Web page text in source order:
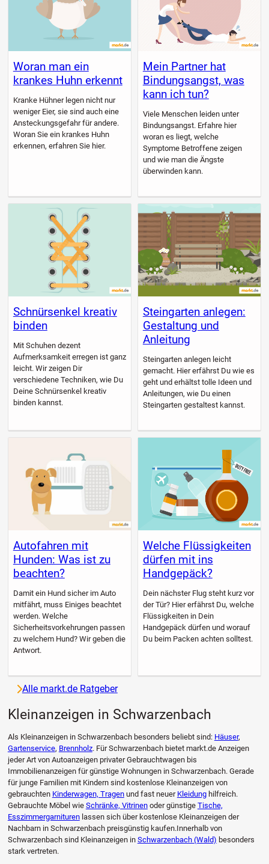
Woran man ein
krankes Huhn erkennt
Kranke Hühner legen nicht nur
weniger Eier, sie sind auch eine
Ansteckungsgefahr für andere.
Woran Sie ein krankes Huhn
erkennen, erfahren Sie hier.
Mein Partner hat
Bindungsangst, was
kann ich tun?
Viele Menschen leiden unter
Bindungsangst. Erfahre hier
woran es liegt, welche
Symptome Betroffene zeigen
und wie man die Ängste
überwinden kann.
Schnürsenkel kreativ
binden
Mit Schuhen dezent
Aufmerksamkeit erregen ist ganz
leicht. Wir zeigen Dir
verschiedene Techniken, wie Du
Deine Schnürsenkel kreativ
binden kannst.
Steingarten anlegen:
Gestaltung und
Anleitung
Steingarten anlegen leicht
gemacht. Hier erfährst Du wie es
geht und erhältst tolle Ideen und
Anleitungen, wie Du einen
Steingarten gestaltest kannst.
Autofahren mit
Hunden: Was ist zu
beachten?
Damit ein Hund sicher im Auto
mitfährt, muss Einiges beachtet
werden. Welche
Sicherheitsvorkehrungen passen
zu welchem Hund? Wir geben die
Antwort.
Welche Flüssigkeiten
dürfen mit ins
Handgepäck?
Dein nächster Flug steht kurz vor
der Tür? Hier erfährst Du, welche
Flüssigkeiten in Dein
Handgepäck dürfen und worauf
Du beim Packen achten solltest.
Alle markt.de Ratgeber
Kleinanzeigen in Schwarzenbach
Als Kleinanzeigen in Schwarzenbach besonders beliebt sind: Häuser,
Gartenservice, Brennholz. Für Schwarzenbach bietet markt.de Anzeigen
jeder Art von Autoanzeigen privater Gebrauchtwagen bis
Immobilienanzeigen für günstige Wohnungen in Schwarzenbach. Gerade
für junge Familien mit Kindern sind kostenlose Kleinanzeigen von
gebrauchten Kinderwagen, Tragenund fast neuer Kleidunghilfreich.
Gebrauchte Möbel wie Schränke, Vitrinenoder günstige Tische,
Esszimmergarniturenlassen sich über kostenlose Kleinanzeigen der
Nachbarn in Schwarzenbach preisgünstig kaufen.Innerhalb von
Schwarzenbach sind Kleinanzeigen in Schwarzenbach (Wald) besonders
stark vertreten.